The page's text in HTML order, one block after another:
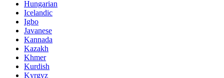
Hungarian
Icelandic
Igbo
Javanese
Kannada
Kazakh
Khmer
Kurdish
Kyrgyz